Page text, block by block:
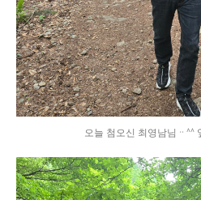
오늘 첨오신 최영남님ᆢ^^